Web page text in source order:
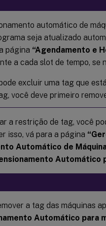
automático de
seja atualizado
página “Agendamento e
a cada slot de tempo, se
excluir uma tag que
você deve primeiro
a restrição de tag, você
isso, vá para a página
Automático de
Automático
a tag das máquinas
Automático para